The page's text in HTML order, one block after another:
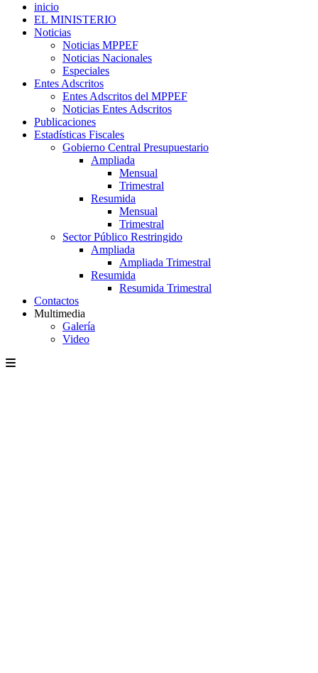
inicio
EL MINISTERIO
Noticias
Noticias MPPEF
Noticias Nacionales
Especiales
Entes Adscritos
Entes Adscritos del MPPEF
Noticias Entes Adscritos
Publicaciones
Estadísticas Fiscales
Gobierno Central Presupuestario
Ampliada
Mensual
Trimestral
Resumida
Mensual
Trimestral
Sector Público Restringido
Ampliada
Ampliada Trimestral
Resumida
Resumida Trimestral
Contactos
Multimedia
Galería
Video